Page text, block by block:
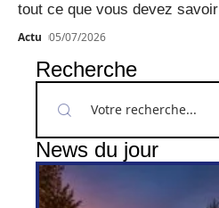
tout ce que vous devez savoir
Actu 05/07/2026
Recherche
News du jour